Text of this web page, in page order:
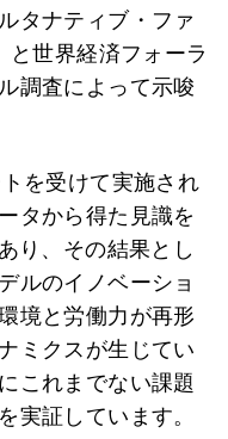
タナティブ・ファ
と世界経済フォーラ
調査によって示唆
を受けて実施され
タから得た見識を
り、その結果とし
ルのイノベーショ
境と労働力が再形
ミクスが生じてい
これまでない課題
実証しています。